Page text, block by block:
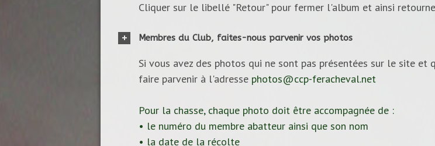
Cliquer sur le libellé "Retour" pour fermer l'album et ainsi
Membres du Club, faites-nous parvenir vos photos
Si vous avez des photos qui ne sont pas présentées sur le site et
faire parvenir à l'adresse photos@ccp-feracheval.net
Pour la chasse, chaque photo doit être accompagnée de :
• le numéro du membre abatteur ainsi que son nom
• la date de la récolte